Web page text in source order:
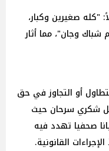
"كله صغيرين وكبار،
وجان"، مما أثار
أو التجاوز في حق
شكري سرحان حيث
صحفيا تهدد فيه
القانونية.